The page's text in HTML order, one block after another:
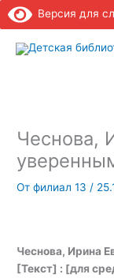
Версия для
Чеснова,
Отфилиал 13/
Чеснова, Ирина
[Текст] : [для